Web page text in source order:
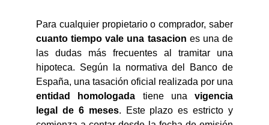
Para cualquier propietario o comprador, saber
cuanto tiempo vale una tasacion es una de
las dudas más frecuentes al tramitar una
hipoteca. Según la normativa del Banco de
España, una tasación oficial realizada por una
entidad homologada tiene una vigencia
legal de 6 meses. Este plazo es estricto y